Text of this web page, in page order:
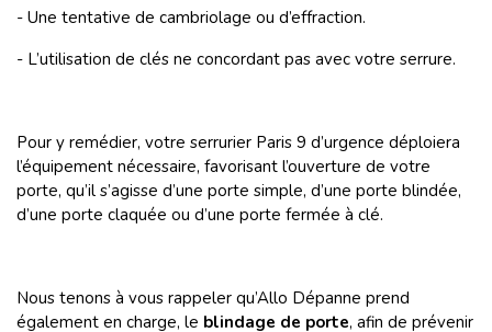
- Une tentative de cambriolage ou d’effraction.
- L’utilisation de clés ne concordant pas avec votre serrure.
Pour y remédier, votre serrurier Paris 9 d’urgence déploiera
l’équipement nécessaire, favorisant l’ouverture de votre
porte, qu’il s’agisse d’une porte simple, d’une porte blindée,
d’une porte claquée ou d’une porte fermée à clé.
Nous tenons à vous rappeler qu’Allo Dépanne prend
également en charge, le blindage de porte, afin de prévenir